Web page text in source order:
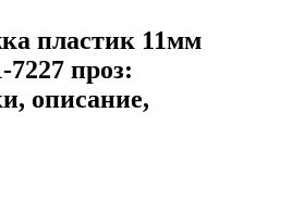
пластик 11мм
проз:
описание,